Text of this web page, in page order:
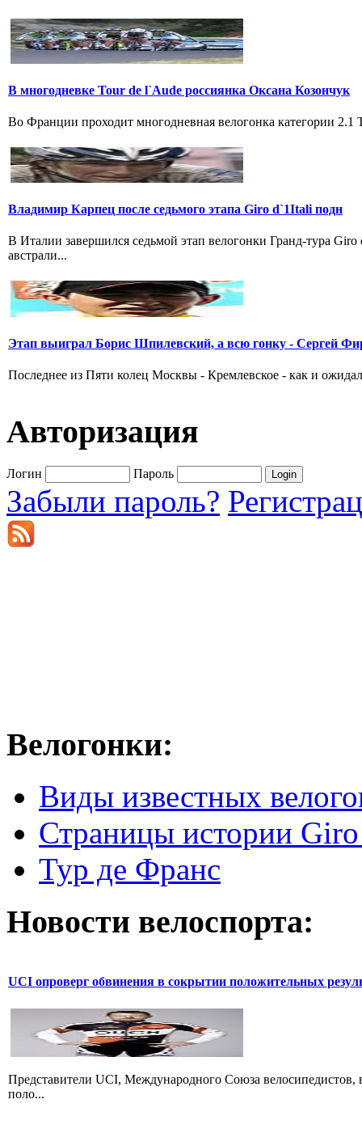
В многодневке Tour de l`Aude россиянка Оксана Козончук
Во Франции проходит многодневная велогонка категории
Владимир Карпец после седьмого этапа Giro d`1Itali подн
В Италии завершился седьмой этап велогонки Гранд-тура
австрали...
Этап выиграл Борис Шпилевский, а всю гонку - Сергей
Последнее из Пяти колец Москвы - Кремлевское - как и
Авторизация
Логин Пароль
Забыли пароль?
Велогонки:
Виды известных
Страницы истории
Тур де Франс
Новости велоспорта:
UCI опроверг обвинения в сокрытии положительных
Представители UCI, Международного Союза
поло...